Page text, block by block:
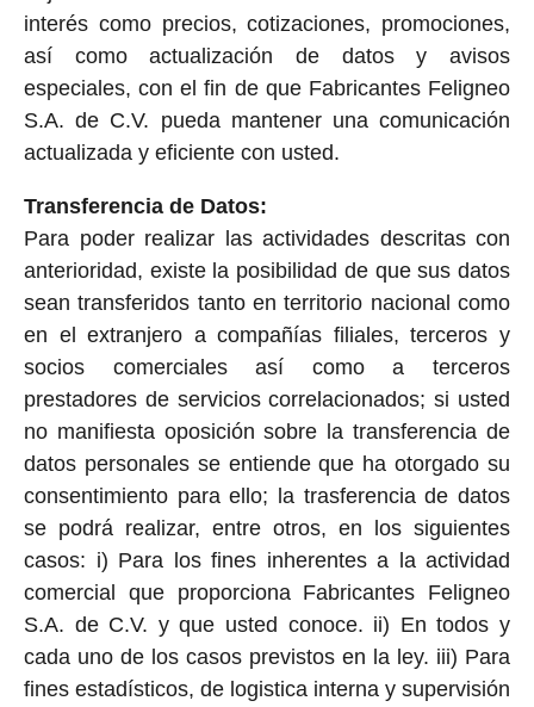
interés como precios, cotizaciones, promociones,
así como actualización de datos y avisos
especiales, con el fin de que Fabricantes Feligneo
S.A. de C.V. pueda mantener una comunicación
actualizada y eficiente con usted.
Transferencia de Datos:
Para poder realizar las actividades descritas con
anterioridad, existe la posibilidad de que sus datos
sean transferidos tanto en territorio nacional como
en el extranjero a compañías filiales, terceros y
socios comerciales así como a terceros
prestadores de servicios correlacionados; si usted
no manifiesta oposición sobre la transferencia de
datos personales se entiende que ha otorgado su
consentimiento para ello; la trasferencia de datos
se podrá realizar, entre otros, en los siguientes
casos: i) Para los fines inherentes a la actividad
comercial que proporciona Fabricantes Feligneo
S.A. de C.V. y que usted conoce. ii) En todos y
cada uno de los casos previstos en la ley. iii) Para
fines estadísticos, de logistica interna y supervisión